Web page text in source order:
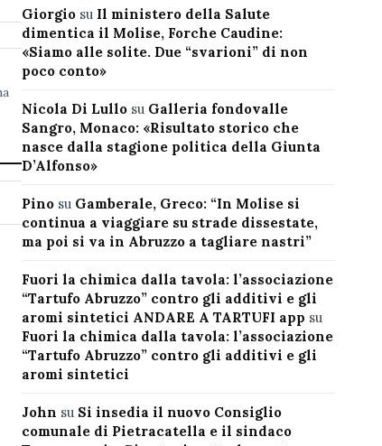
Giorgiosu Il ministero della Salute
dimentica il Molise, Forche Caudine:
«Siamo alle solite. Due “svarioni” di non
poco conto»
Nicola Di Lullosu Galleria fondovalle
Sangro, Monaco: «Risultato storico che
nasce dalla stagione politica della Giunta
D’Alfonso»
Pinosu Gamberale, Greco: “In Molise si
continua a viaggiare su strade dissestate,
ma poi si va in Abruzzo a tagliare nastri”
Fuori la chimica dalla tavola: l’associazione
“Tartufo Abruzzo” contro gli additivi e gli
aromi sintetici ANDARE A TARTUFI app su
Fuori la chimica dalla tavola: l’associazione
“Tartufo Abruzzo” contro gli additivi e gli
aromi sintetici
John su Si insedia il nuovo Consiglio
comunale di Pietracatella e il sindaco